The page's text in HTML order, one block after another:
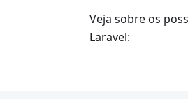
Veja sobre os
Laravel: